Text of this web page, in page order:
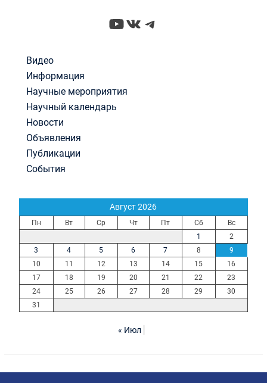
YouTube
ВКонтакте
Telegram
Видео
Информация
Научные мероприятия
Научный календарь
Новости
Объявления
Публикации
События
Август 2026
Пн Вт Ср Чт Пт Сб
Вс
1
2
3
4 5 6 7 8
9
10
11 12 13 14 15
16
17
18 19 20 21 22
23
24
25 26 27 28 29
30
31
« Июл